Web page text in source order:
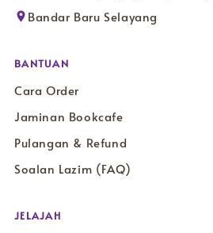
Bandar Baru Selayang
BANTUAN
Cara Order
Jaminan Bookcafe
Pulangan & Refund
Soalan Lazim (FAQ)
JELAJAH